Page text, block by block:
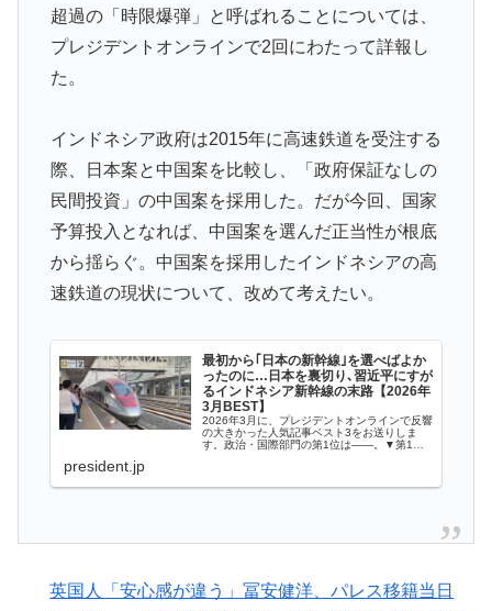
ち歩きな小咄 ～学習の仕方を学習しよう～
▶
Google DeepMind再編 「Googleを作った男」ディー
ンが去り、本体は稼ぐAIへ舵を切る【海外の反応・解
説】
▶
3.1節がある月なのに…3月のカレンダーに日本の富士
▶ 海外「日本が正しい！」優しい日本人に甘える外国人に
▶
した極限の中の日本人の姿に世界が衝撃
【海外の反応】アルゼンチン協会、FIFA会長に断固たる
支持を表明「隠す気もないんだなｗ」
【海外の反応】アルゼンチン協会、FIFA会長に確固たる
▶ 【夏の風物詩】「うるさい」で消える?“盆踊り”存続の
ダンス”も
超過の「時限爆弾」と呼ばれることについては、
プレジデントオンラインで2回にわたって詳報し
た。
インドネシア政府は2015年に高速鉄道を受注する
際、日本案と中国案を比較し、「政府保証なしの
民間投資」の中国案を採用した。だが今回、国家
予算投入となれば、中国案を選んだ正当性が根底
から揺らぐ。中国案を採用したインドネシアの高
速鉄道の現状について、改めて考えたい。
最初から｢日本の新幹線｣を選べばよか
ったのに…日本を裏切り､習近平にすが
るインドネシア新幹線の末路【2026年
3月BEST】
2026年3月に、プレジデントオンラインで反響
の大きかった人気記事ベスト3をお送りしま
す。政治・国際部門の第1位は――。▼第1
president.jp
英国人「安心感が違う」冨安健洋、パレス移籍当日